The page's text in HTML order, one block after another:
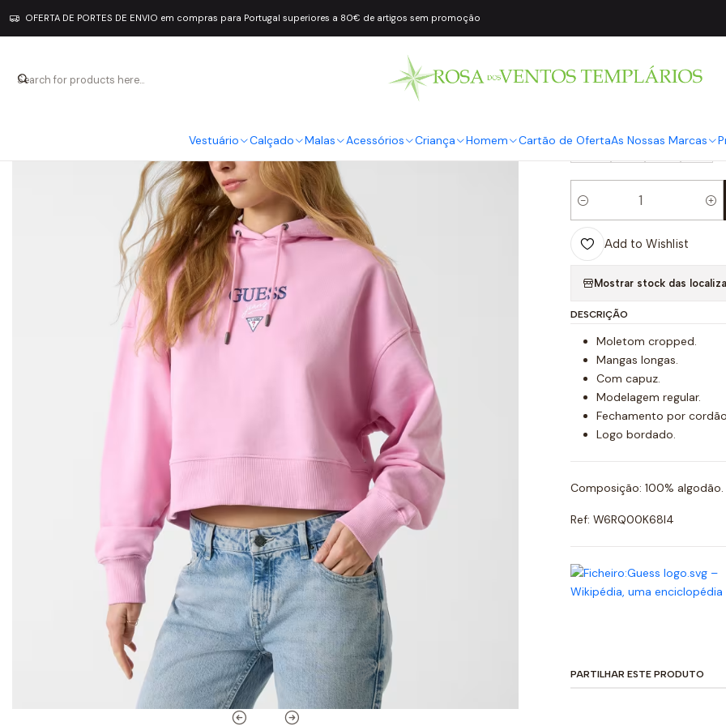
Vestuário Calçado Malas Acessórios Criança Homem Cartão de OfertaAs Nossas Marcas
OFERTA DE PORTES DE ENVIO em compras para Portugal superiores a 80€ de artigos sem promoção
|
XS S M L
Quantity
Add to Wishlist
Mostrar stock das
DESCRIÇÃO
Moletom cropped.
Mangas longas.
Com capuz.
Modelagem regular.
Fechamento por
Logo bordado.
Composição: 100% algodão.
Ref: W6RQ00K68I4
PARTILHAR ESTE PRODUTO